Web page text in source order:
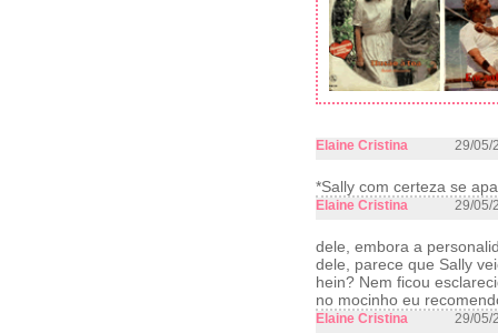
Elaine Cristina 29/05/
*Sally com certeza se
Elaine Cristina 29/05/
dele, embora a
dele, parece que Sally
hein? Nem ficou
no mocinho eu
Elaine Cristina 29/05/